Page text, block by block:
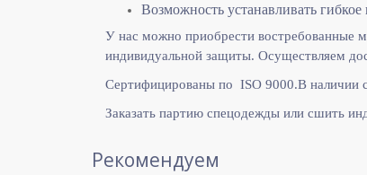
Возможность устанавливать гибкое
У нас можно приобрести востребованные
индивидуальной защиты. Осуществляем
Сертифицированы по ISO 9000.В наличии
Заказать партию спецодежды или сшить
Рекомендуем